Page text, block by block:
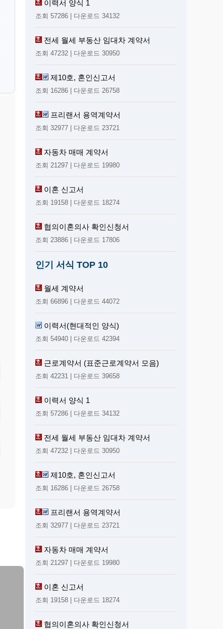
이력서 양식 1
조회 57286 | 다운로드 34132
전세 월세 부동산 임대차 계약서
조회 47232 | 다운로드 30950
제10호, 혼인신고서
조회 16286 | 다운로드 26758
프리랜서 용역계약서
조회 32977 | 다운로드 23721
자동차 매매 계약서
조회 21297 | 다운로드 19980
이혼 신고서
조회 19158 | 다운로드 18274
협의이혼의사 확인신청서
조회 23886 | 다운로드 17806
인기 서식 TOP 10
월세 계약서
조회 66896 | 다운로드 44072
이력서(현대적인 양식)
조회 54940 | 다운로드 42394
근로계약서 (표준근로계약서 모음)
조회 42231 | 다운로드 39658
이력서 양식 1
조회 57286 | 다운로드 34132
전세 월세 부동산 임대차 계약서
조회 47232 | 다운로드 30950
제10호, 혼인신고서
조회 16286 | 다운로드 26758
프리랜서 용역계약서
조회 32977 | 다운로드 23721
자동차 매매 계약서
조회 21297 | 다운로드 19980
이혼 신고서
조회 19158 | 다운로드 18274
협의이혼의사 확인신청서